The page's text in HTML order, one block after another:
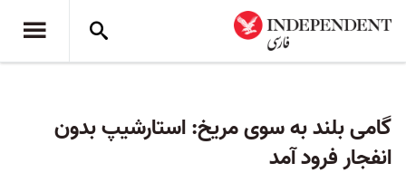
گامی بلند به سوی مریخ: استارشیپ بدون
انفجار فرود آمد